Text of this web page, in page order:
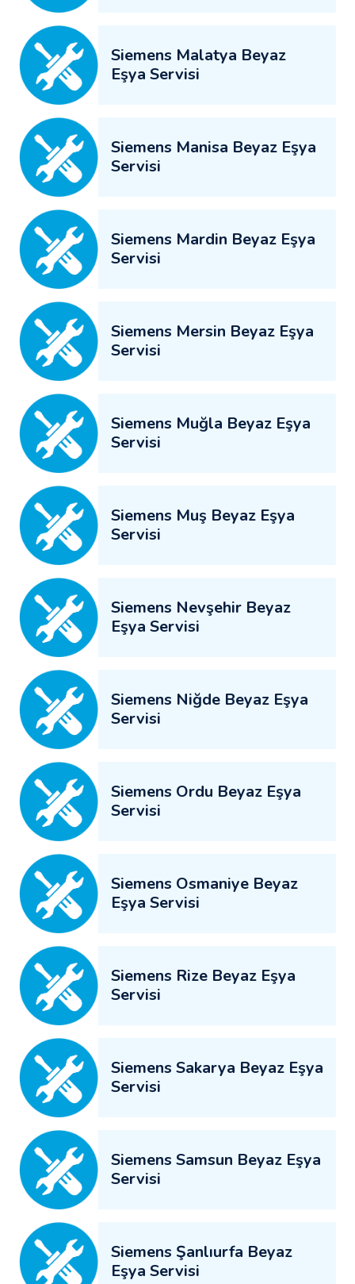
Siemens Malatya Beyaz
Eşya Servisi
Siemens Manisa Beyaz Eşya
Servisi
Siemens Mardin Beyaz Eşya
Servisi
Siemens Mersin Beyaz Eşya
Servisi
Siemens Muğla Beyaz Eşya
Servisi
Siemens Muş Beyaz Eşya
Servisi
Siemens Nevşehir Beyaz
Eşya Servisi
Siemens Niğde Beyaz Eşya
Servisi
Siemens Ordu Beyaz Eşya
Servisi
Siemens Osmaniye Beyaz
Eşya Servisi
Siemens Rize Beyaz Eşya
Servisi
Siemens Sakarya Beyaz Eşya
Servisi
Siemens Samsun Beyaz Eşya
Servisi
Siemens Şanlıurfa Beyaz
Eşya Servisi